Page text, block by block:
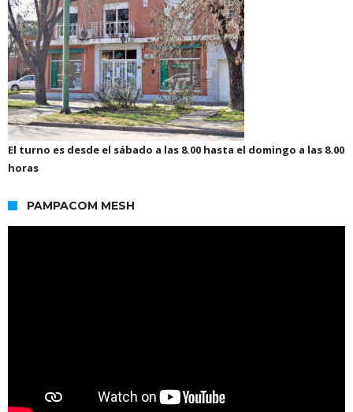
El turno es desde el sábado a las 8.00 hasta el domingo a las 8.00
horas
PAMPACOM MESH